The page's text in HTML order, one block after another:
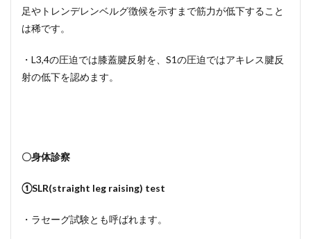
足やトレンデレンベルグ徴候を示すまで筋力が低下すること
は稀です。
・L3,4の圧迫では膝蓋腱反射を、S1の圧迫ではアキレス腱反
射の低下を認めます。
〇身体診察
①SLR(straight leg raising) test
・ラセーグ試験とも呼ばれます。